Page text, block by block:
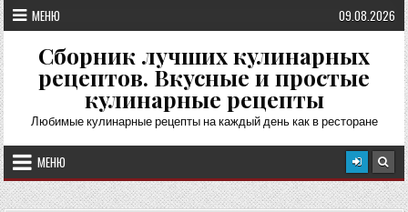
Перейти
к
содержимому
МЕНЮ 09.08.2026
Сборник лучших кулинарных
рецептов. Вкусные и простые
кулинарные рецепты
Любимые кулинарные рецепты на каждый день как в ресторане
МЕНЮ